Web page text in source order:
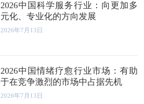
2026中国科学服务行业：向更加多
元化、专业化的方向发展
2026年7月13日
2026中国情绪疗愈行业市场：有助
于在竞争激烈的市场中占据先机
2026年7月13日